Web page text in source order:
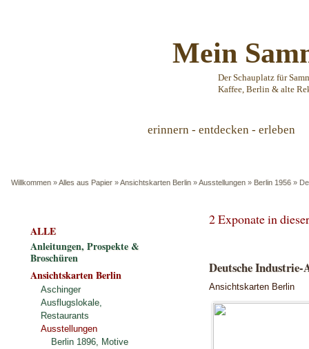
Mein
Der Schauplatz für
Kaffee, Berlin & alte
erinnern - entdecken - erleben
Willkommen »Alles aus Papier »Ansichtskarten Berlin »Ausstellungen » Berlin 1956 »
2 Exponate in
Deutsche
Ansichtskarten Berlin
ALLE
Anleitungen, Prospekte &
Broschüren
Ansichtskarten Berlin
Aschinger
Ausflugslokale,
Restaurants
Ausstellungen
Berlin 1896, Motive